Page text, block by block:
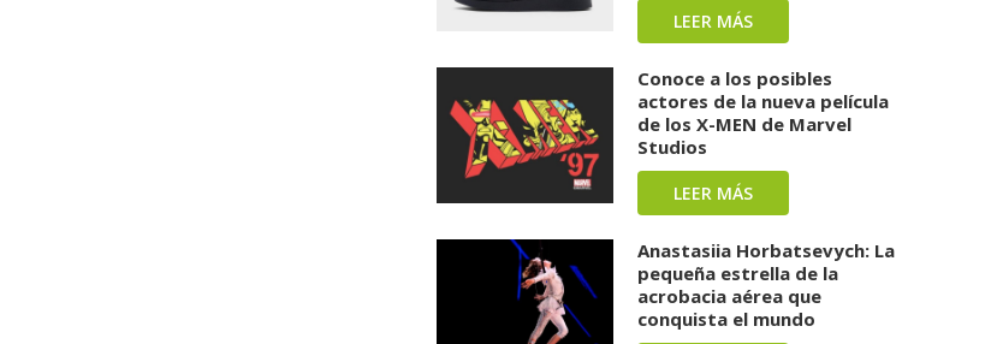
LEER MÁS
Conoce a los posibles
actores de la nueva película
de los X-MEN de Marvel
Studios
LEER MÁS
Anastasiia Horbatsevych: La
pequeña estrella de la
acrobacia aérea que
conquista el mundo